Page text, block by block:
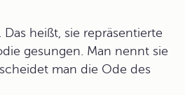
heißt, sie repräsentierte
gesungen. Man nennt sie
man die Ode des